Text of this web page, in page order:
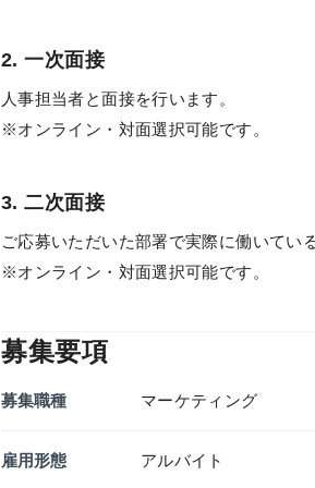
2. 一次面接
人事担当者と面接を行います。
※オンライン・対面選択可能です。
3. 二次面接
ご応募いただいた部署で実際に働いてい
※オンライン・対面選択可能です。
募集要項
募集職種 マーケティング
雇用形態 アルバイト